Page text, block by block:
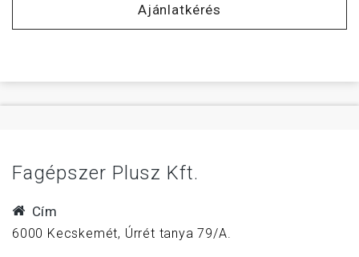
Ajánlatkérés
Fagépszer Plusz Kft.
Cím
6000 Kecskemét, Úrrét tanya 79/A.